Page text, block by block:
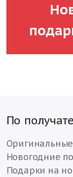
По
Новогодние
Подарки на